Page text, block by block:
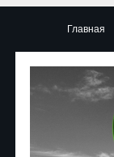
Главная